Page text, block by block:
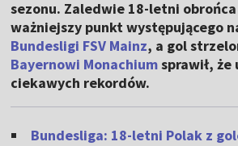
sezonu. Zaledwie 18-letni
ważniejszy punkt występującego
Bundesligi FSV Mainz, a gol
Bayernowi Monachiumsprawił,
ciekawych rekordów.
Bundesliga: 18-letni Polak z